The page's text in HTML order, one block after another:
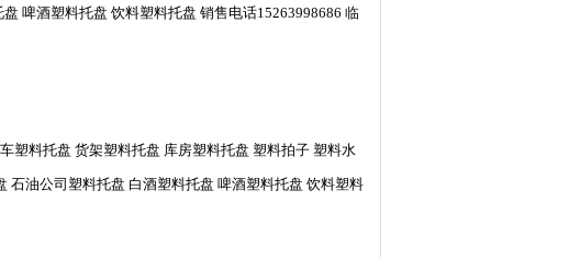
啤酒塑料托盘 饮料塑料托盘 销售电话15263998686 临
塑料托盘 货架塑料托盘 库房塑料托盘 塑料拍子 塑料水
石油公司塑料托盘 白酒塑料托盘 啤酒塑料托盘 饮料塑料